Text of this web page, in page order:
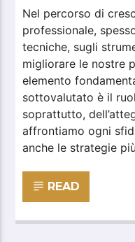
Nel percorso di
professionale,
tecniche, sugli
migliorare le nostre
elemento
sottovalutato è il
soprattutto,
affrontiamo ogni
anche le strategie
READ